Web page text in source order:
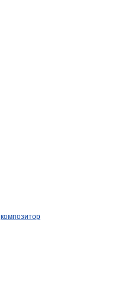
композитор